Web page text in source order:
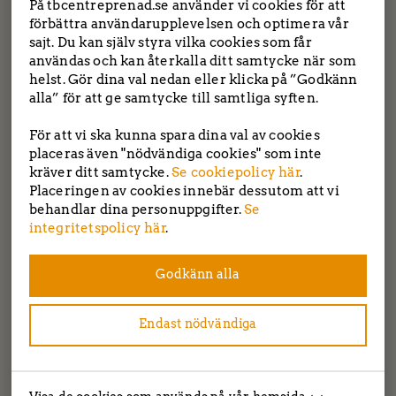
har för filosofi. Tveka inte att ta kontakt med oss för ett
förutsättningslöst möte. Du hittar våra
kontaktuppgifter under rubrikenKontakt .
På återhörande!
TBC entreprenad | Tockebackavägen 18F, 44139
Tel: 0303-22 55 40|info@tbcentreprenad.se
Integritetspolicy| Cookiepolicy
Följ oss!
På tbcentreprenad.se använder vi cookies för att
förbättra användarupplevelsen och optimera vår
sajt. Du kan själv styra vilka cookies som får
användas och kan återkalla ditt samtycke när som
helst. Gör dina val nedan eller klicka på ”Godkänn
alla” för att ge samtycke till samtliga syften.
För att vi ska kunna spara dina val av cookies
placeras även "nödvändiga cookies" som inte
kräver ditt samtycke.Se cookiepolicy här.
Placeringen av cookies innebär dessutom att vi
behandlar dina personuppgifter.Se
integritetspolicy här.
Godkänn alla
Endast nödvändiga